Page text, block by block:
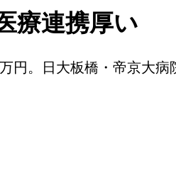
療連携厚い
円。日大板橋・帝京大病